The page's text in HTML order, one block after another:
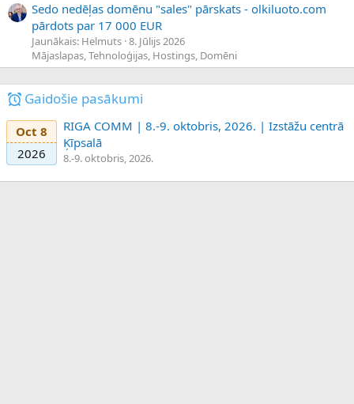
Sedo nedēļas domēnu "sales" pārskats - olkiluoto.com
pārdots par 17 000 EUR
Jaunākais: Helmuts 8. Jūlijs 2026
Mājaslapas, Tehnoloģijas, Hostings, Domēni
Gaidošie pasākumi
Oct 8
2026
RIGA COMM | 8.-9. oktobris, 2026. | Izstāžu centrā
Ķīpsalā
8.-9. oktobris, 2026.